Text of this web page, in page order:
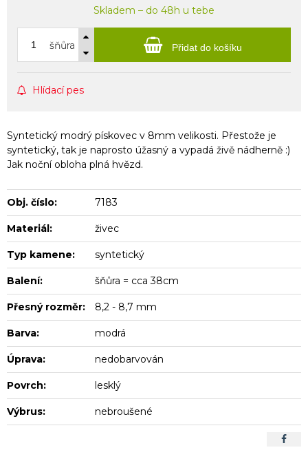
Skladem – do 48h u tebe
šňůra Přidat do košíku
Hlídací pes
Syntetický modrý pískovec v 8mm velikosti. Přestože je
syntetický, tak je naprosto úžasný a vypadá živě nádherně :)
Jak noční obloha plná hvězd.
Obj. číslo: 7183
Materiál: živec
Typ kamene: syntetický
Balení: šňůra = cca 38cm
Přesný rozměr: 8,2 - 8,7 mm
Barva: modrá
Úprava: nedobarvován
Povrch: lesklý
Výbrus: nebroušené